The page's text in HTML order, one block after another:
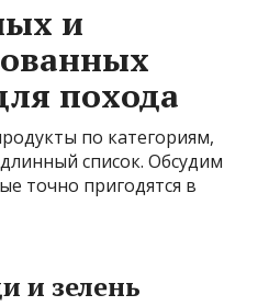
и
похода
по категориям,
список. Обсудим
точно пригодятся в
и зелень